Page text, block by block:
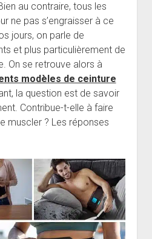
au contraire, tous les
ne pas s’engraisser à ce
jours, on parle de
et plus particulièrement de
On se retrouve alors à
modèles de ceinture
la question est de savoir
Contribue-t-elle à faire
muscler ? Les réponses